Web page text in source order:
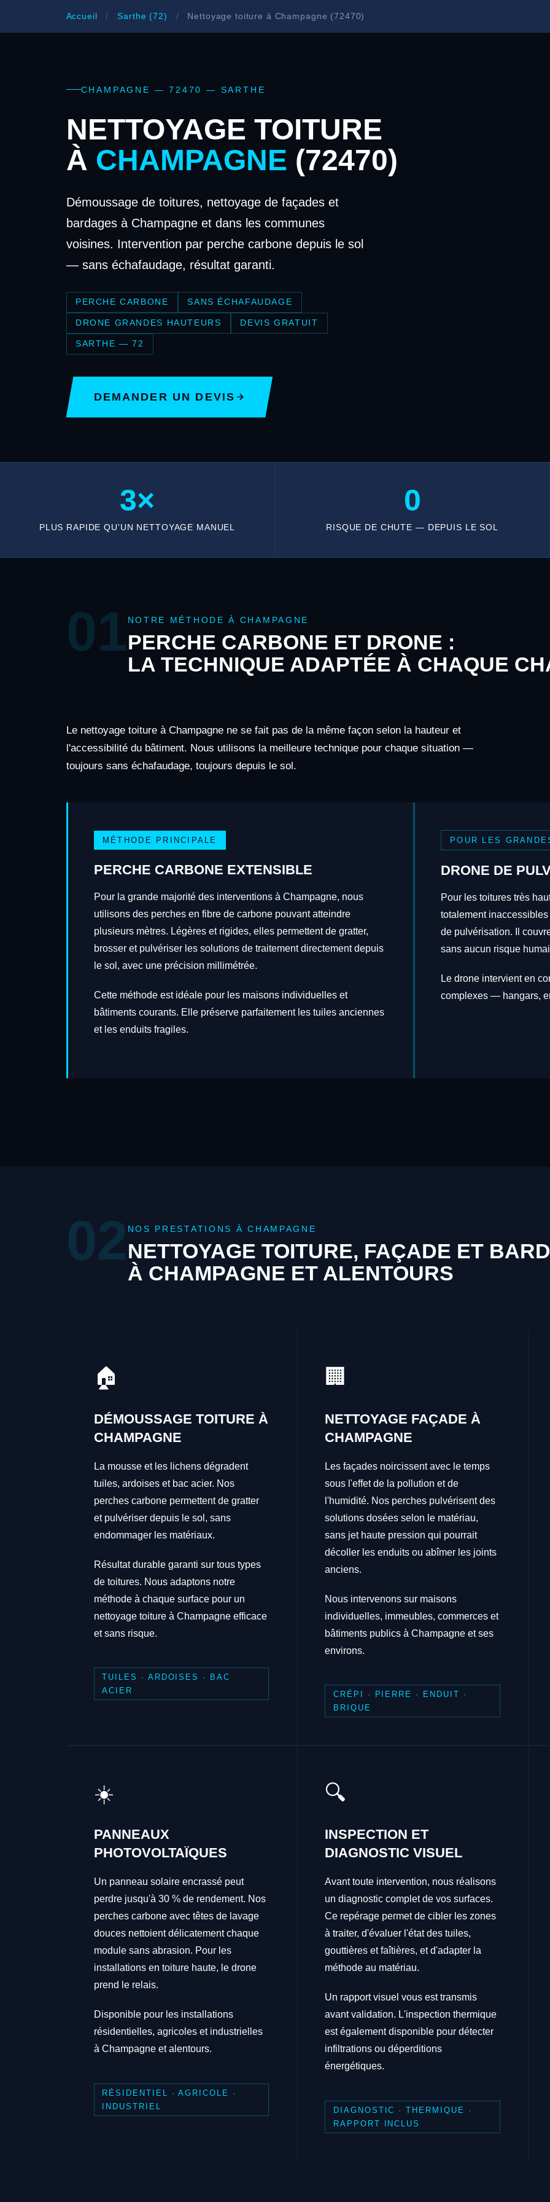
Accueil / Sarthe (72) / Nettoyage toiture à Champagne (72470)
CHAMPAGNE — 72470 — SARTHE
NETTOYAGE TOITURE
À CHAMPAGNE (72470)
Démoussage de toitures, nettoyage de façades et
bardages à Champagne et dans les communes
voisines. Intervention par perche carbone depuis le sol
— sans échafaudage, résultat garanti.
PERCHE CARBONE SANS ÉCHAFAUDAGE
DRONE GRANDES HAUTEURS DEVIS GRATUIT
SARTHE — 72
DEMANDER UN DEVIS
3×
PLUS RAPIDE QU'UN NETTOYAGE MANUEL
0
RISQUE DE CHUTE — DEPUIS LE SOL
01 NOTRE MÉTHODE À CHAMPAGNE
PERCHE CARBONE ET DRONE :
LA TECHNIQUE ADAPTÉE À CHAQUE
Le nettoyage toiture à Champagne ne se fait pas de la même façon selon la hauteur et
l'accessibilité du bâtiment. Nous utilisons la meilleure technique pour chaque situation —
toujours sans échafaudage, toujours depuis le sol.
MÉTHODE PRINCIPALE
PERCHE CARBONE EXTENSIBLE
Pour la grande majorité des interventions à Champagne, nous
utilisons des perches en fibre de carbone pouvant atteindre
plusieurs mètres. Légères et rigides, elles permettent de gratter,
brosser et pulvériser les solutions de traitement directement depuis
le sol, avec une précision millimétrée.
Cette méthode est idéale pour les maisons individuelles et
bâtiments courants. Elle préserve parfaitement les tuiles anciennes
et les enduits fragiles.
POUR LES
DRONE DE
Pour les toitures très
totalement
de pulvérisation. Il
sans aucun risque
Le drone intervient en
complexes — hangars,
02 NOS PRESTATIONS À CHAMPAGNE
NETTOYAGE TOITURE, FAÇADE ET
À CHAMPAGNE ET ALENTOURS
🏠
DÉMOUSSAGE TOITURE À
CHAMPAGNE
La mousse et les lichens dégradent
tuiles, ardoises et bac acier. Nos
perches carbone permettent de gratter
et pulvériser depuis le sol, sans
endommager les matériaux.
Résultat durable garanti sur tous types
de toitures. Nous adaptons notre
méthode à chaque surface pour un
nettoyage toiture à Champagne efficace
et sans risque.
TUILES · ARDOISES · BAC
ACIER
🏢
NETTOYAGE FAÇADE À
CHAMPAGNE
Les façades noircissent avec le temps
sous l'effet de la pollution et de
l'humidité. Nos perches pulvérisent des
solutions dosées selon le matériau,
sans jet haute pression qui pourrait
décoller les enduits ou abîmer les joints
anciens.
Nous intervenons sur maisons
individuelles, immeubles, commerces et
bâtiments publics à Champagne et ses
environs.
CRÉPI · PIERRE · ENDUIT ·
BRIQUE
☀️
PANNEAUX
PHOTOVOLTAÏQUES
Un panneau solaire encrassé peut
perdre jusqu'à 30 % de rendement. Nos
perches carbone avec têtes de lavage
douces nettoient délicatement chaque
module sans abrasion. Pour les
installations en toiture haute, le drone
prend le relais.
Disponible pour les installations
résidentielles, agricoles et industrielles
à Champagne et alentours.
RÉSIDENTIEL · AGRICOLE ·
INDUSTRIEL
🔍
INSPECTION ET
DIAGNOSTIC VISUEL
Avant toute intervention, nous réalisons
un diagnostic complet de vos surfaces.
Ce repérage permet de cibler les zones
à traiter, d'évaluer l'état des tuiles,
gouttières et faîtières, et d'adapter la
méthode au matériau.
Un rapport visuel vous est transmis
avant validation. L'inspection thermique
est également disponible pour détecter
infiltrations ou déperditions
énergétiques.
DIAGNOSTIC · THERMIQUE ·
RAPPORT INCLUS